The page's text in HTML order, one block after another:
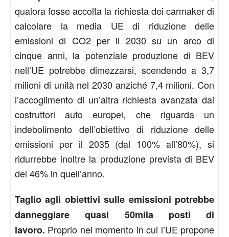
qualora fosse accolta la richiesta dei carmaker di
calcolare la media UE di riduzione delle
emissioni di CO2 per il 2030 su un arco di
cinque anni, la potenziale produzione di BEV
nell’UE potrebbe dimezzarsi, scendendo a 3,7
milioni di unità nel 2030 anziché 7,4 milioni. Con
l’accoglimento di un’altra richiesta avanzata dai
costruttori auto europei, che riguarda un
indebolimento dell’obiettivo di riduzione delle
emissioni per il 2035 (dal 100% all’80%), si
ridurrebbe inoltre la produzione prevista di BEV
del 46% in quell’anno.
Taglio agli obiettivi sulle emissioni potrebbe
danneggiare quasi 50mila posti di
lavoro. Proprio nel momento in cui l’UE propone